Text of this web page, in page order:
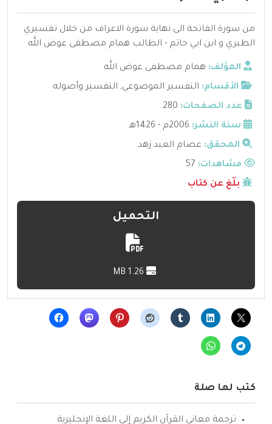
من سورة الفاتحة الى نهاية سورة الاعراف من خلال تفسيري
الطبري و ابن ابي حاتم - الطالب همام مصطفى عوض الله
المؤلف: همام مصطفى عوض الله
الأقسام: التفسير الموضوعي, التفسير وأصوله
عدد الصفحات: 280
سنة النشر: 2006م - 1426هـ
المحقق: عصام العبد زهد
مشاهدات:
بلّغ عن كتاب
التحميل
كتب لها صلة
ترجمة معاني القرآن الكريم إلى اللغة الإنجليزية